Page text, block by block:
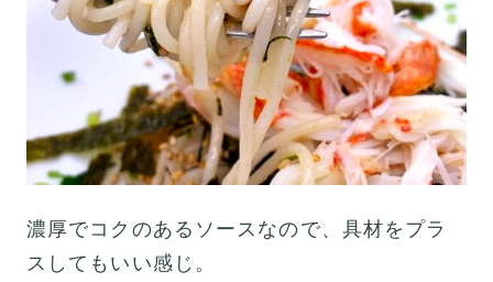
濃厚でコクのあるソースなので、具材をプラ
スしてもいい感じ。